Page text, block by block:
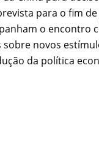
para o fim
o encontro
sobre novos
da política